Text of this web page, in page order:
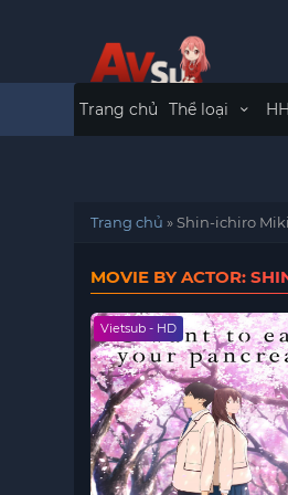
Trang chủ Thể loại
Trang chủ »Shin-ichiro Miki
MOVIE BY ACTOR:
Vietsub - HD